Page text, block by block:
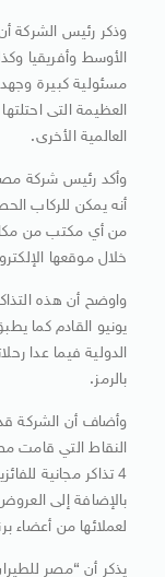
وذكر رئيس الشركة
الأوسط وأفريقيا
مسئولية كبيرة
العظيمة التى
العالمية الأخرى.
وأكد رئيس شركة
أنه يمكن للركاب
من أي مكتب من
خلال موقعها
يونيو القادم كما
الدولية فيما عدا
بالرمز.
وأضاف أن الشركة
النقاط التي قامت
4 تذاكر مجانية
بالإضافة إلى
لعملائها من أعضاء
يذكر أن “مصر